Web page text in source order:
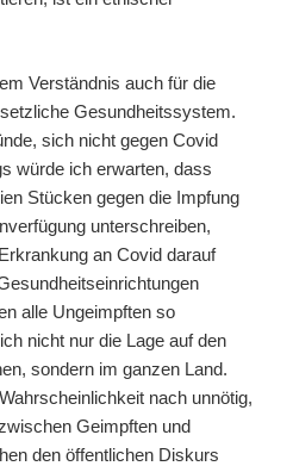
Verständnis auch für die
Gesundheitssystem.
sich nicht gegen Covid
würde ich erwarten, dass
Stücken gegen die Impfung
unterschreiben,
an Covid darauf
alle Ungeimpften so
nicht nur die Lage auf den
sondern im ganzen Land.
nach unnötig,
Geimpften und
den öffentlichen Diskurs